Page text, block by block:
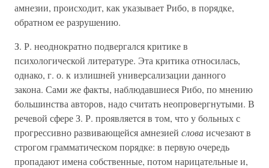
амнезии, происходит, как указывает Рибо, в порядке,
обратном ее разрушению.
З. Р. неоднократно подвергался критике в
психологической литературе. Эта критика относилась,
однако, г. о. к излишней универсализации данного
закона. Сами же факты, наблюдавшиеся Рибо, по мнению
большинства авторов, надо считать неопровергнутыми. В
речевой сфере З. Р. проявляется в том, что у больных с
прогрессивно развивающейся амнезией словаисчезают в
строгом грамматическом порядке: в первую очередь
пропадают имена собственные, потом нарицательные и,